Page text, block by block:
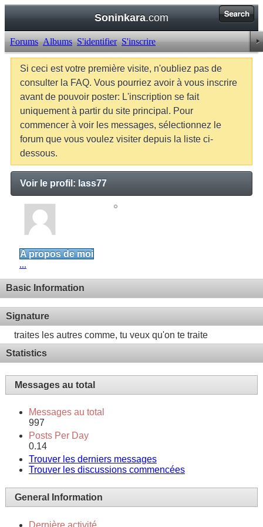
Soninkara.com
Forums Albums S'identifier S'inscrire
Si ceci est votre première visite, n'oubliez pas de
consulter la FAQ. Vous pourriez avoir à vous inscrire
avant de pouvoir poster: L'inscription se fait
uniquement à partir du site principal. Pour
commencer à voir les messages, sélectionnez le
forum que vous voulez visiter depuis la liste ci-
dessous.
Voir le profil: lass77
A propos de moi
...
Basic Information
Signature
traites les autres comme, tu veux qu'on te traite
Statistics
Messages au total
Messages au total
997
Posts Per Day
0.14
Trouver les derniers messages
Trouver les discussions commencées
General Information
Dernière activité